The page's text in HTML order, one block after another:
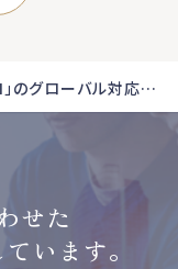
「案件管理公開API」のグローバル対応を強化、日付フィールドをISO8601形式に統一
せた
います。